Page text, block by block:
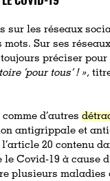
sur les réseaux
mots. Sur ses
préciser
‘pour tous’ ! »,
d’autres
antigrippale et
l’article 20 contenu
Covid-19 à cause
plusieurs maladies